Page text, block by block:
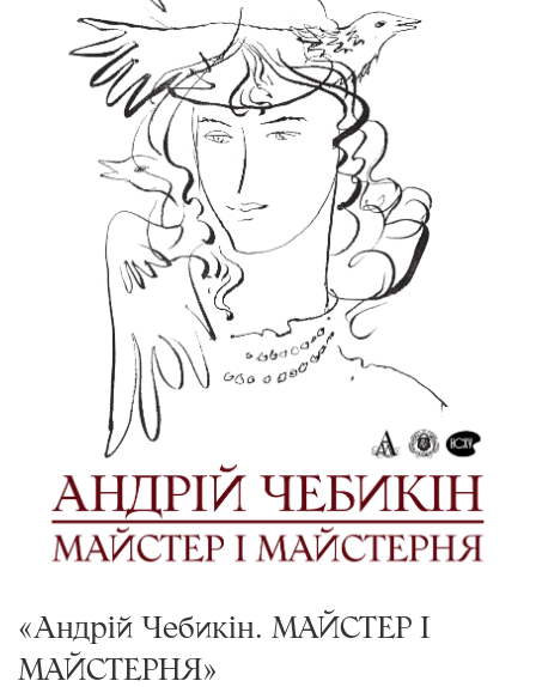
«Андрій Чебикін. МАЙСТЕР І
МАЙСТЕРНЯ»